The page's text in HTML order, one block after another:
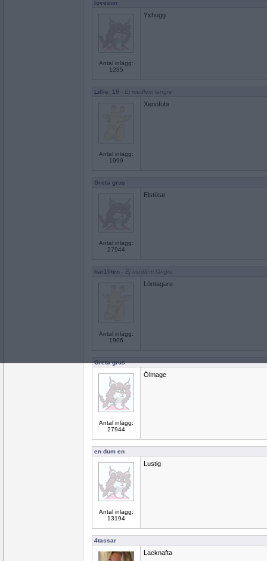
lovesun
Antal inlägg:
1285
Yxhugg
Lillie_19 - Ej medlem längre
Antal inlägg:
1999
Xenofobi
Greta grus
Antal inlägg:
27944
Elstötar
har1liten - Ej medlem längre
Antal inlägg:
1906
Löntagare
Greta grus
Antal inlägg:
27944
Ölmage
en dum en
Antal inlägg:
13194
Lustig
4tassar
Lacknafta